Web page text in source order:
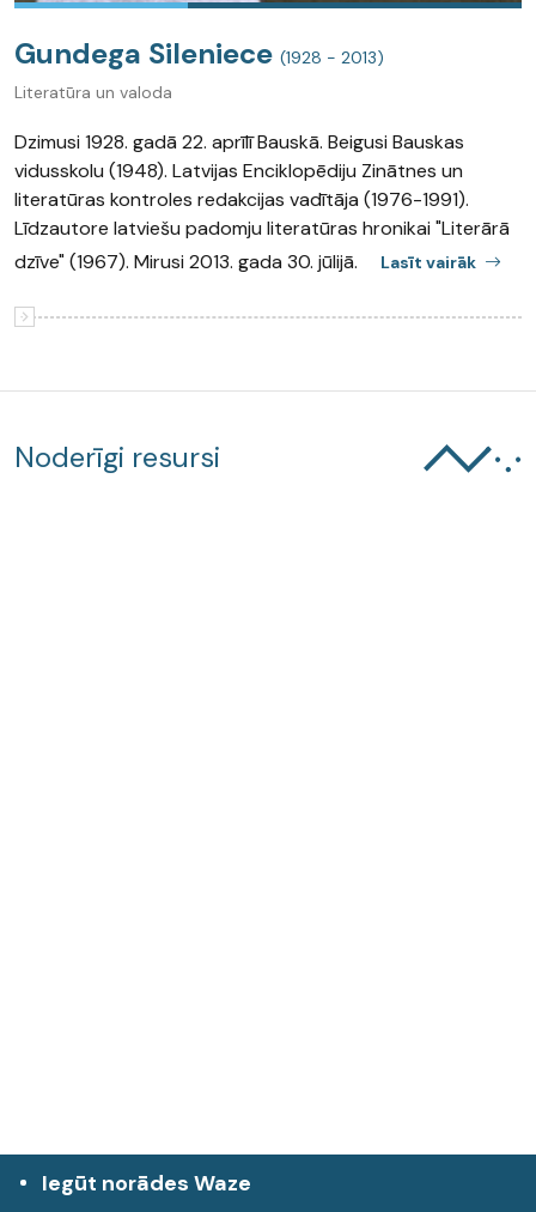
Gundega Sileniece (1928 - 2013)
Literatūra un valoda
Dzimusi 1928. gadā 22. aprīlī Bauskā. Beigusi Bauskas
vidusskolu (1948). Latvijas Enciklopēdiju Zinātnes un
literatūras kontroles redakcijas vadītāja (1976-1991).
Līdzautore latviešu padomju literatūras hronikai "Literārā
dzīve" (1967). Mirusi 2013. gada 30. jūlijā.
Lasīt vairāk
Noderīgi resursi
Iegūt norādes Waze